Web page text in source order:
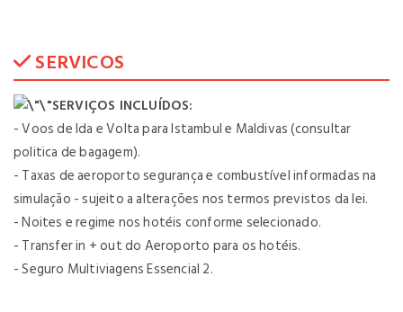
SERVICOS
SERVIÇOS INCLUÍDOS:
- Voos de Ida e Volta para Istambul e Maldivas (consultar
politica de bagagem).
- Taxas de aeroporto segurança e combustível informadas na
simulação - sujeito a alterações nos termos previstos da lei.
- Noites e regime nos hotéis conforme selecionado.
- Transfer in + out do Aeroporto para os hotéis.
- Seguro Multiviagens Essencial 2.